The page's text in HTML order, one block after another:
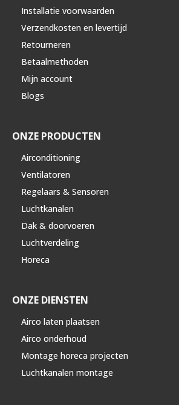
Installatie voorwaarden
Verzendkosten en levertijd
Retourneren
Betaalmethoden
Mijn account
Blogs
ONZE PRODUCTEN
Airconditioning
Ventilatoren
Regelaars & Sensoren
Luchtkanalen
Dak & doorvoeren
Luchtverdeling
Horeca
ONZE DIENSTEN
Airco laten plaatsen
Airco onderhoud
Montage horeca projecten
Luchtkanalen montage